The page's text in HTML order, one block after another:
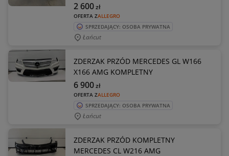
OFERTA ZALLEGRO
2 600zł
SPRZEDAJĄCY: OSOBA PRYWATNA
Łańcut
ZDERZAK PRZÓD MERCEDES GL W166
X166 AMG KOMPLETNY
OFERTA ZALLEGRO
6 900zł
SPRZEDAJĄCY: OSOBA PRYWATNA
Łańcut
ZDERZAK PRZÓD KOMPLETNY
MERCEDES CL W216 AMG